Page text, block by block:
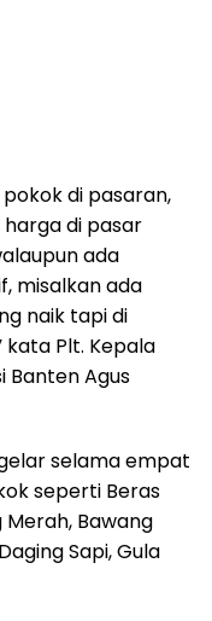
di pasaran,
di pasar
ada
misalkan ada
naik tapi di
kata Plt. Kepala
Banten Agus
selama empat
seperti Beras
Merah, Bawang
Sapi, Gula